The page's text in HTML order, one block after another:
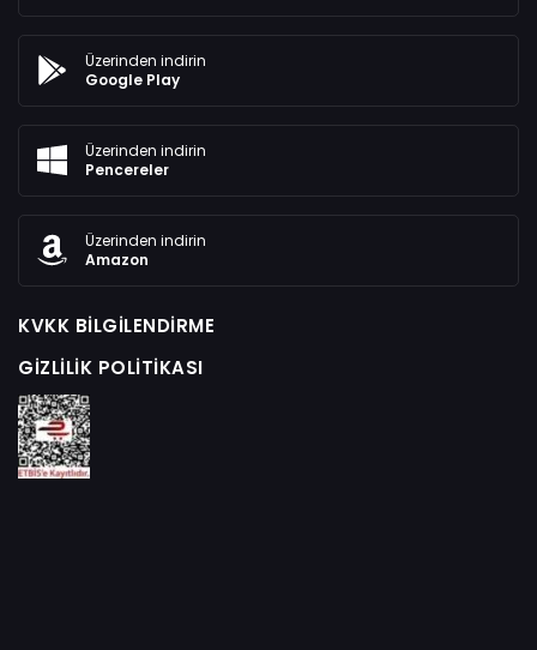
Üzerinden indirin
Google Play
Üzerinden indirin
Pencereler
Üzerinden indirin
Amazon
KVKK BILGILENDIRME
GIZLILIK POLITIKASI